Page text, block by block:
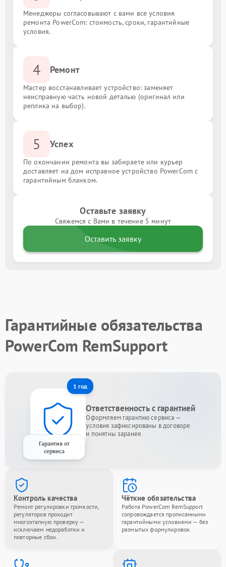
Менеджеры согласовывают с вами все условия
ремонта PowerCom: стоимость, сроки, гарантийные
условия.
4 Ремонт
Мастер восстанавливает устройство: заменяет
неисправную часть новой деталью (оригинал или
реплика на выбор).
5 Успех
По окончании ремонта вы забираете или курьер
доставляет на дом исправное устройство PowerCom с
гарантийным бланком.
Оставьте заявку
Свяжемся с Вами в течение 5 минут
Оставить заявку
Гарантийные обязательства
PowerCom RemSupport
1 год
Гарантия от
сервиса
Ответственность с гарантией
Оформляем гарантию сервиса —
условия зафиксированы в договоре
и понятны заранее.
Контроль качества
Ремонт регулировки громкости,
регуляторов проходит
многоэтапную проверку —
исключаем недоработки и
повторные сбои.
Чёткие обязательства
Работа PowerCom RemSupport
сопровождается прописанными
гарантийными условиями — без
размытых формулировок.